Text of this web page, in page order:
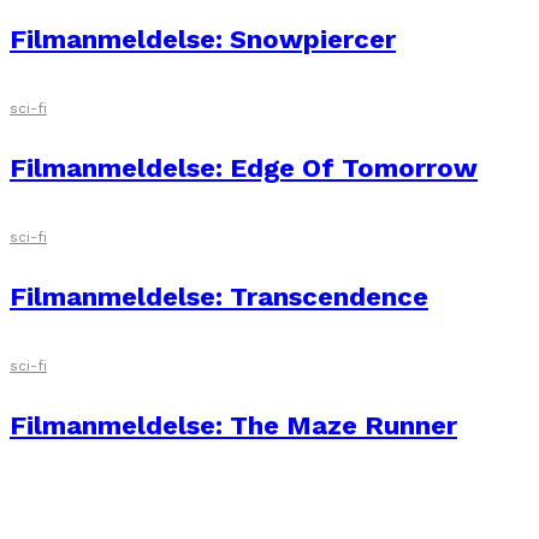
Filmanmeldelse: Snowpiercer
sci-fi
Filmanmeldelse: Edge Of Tomorrow
sci-fi
Filmanmeldelse: Transcendence
sci-fi
Filmanmeldelse: The Maze Runner